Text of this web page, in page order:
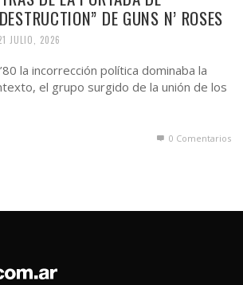
DE GUNS N’ ROSES
JULIO, 2026
la incorrección política dominaba la
el grupo surgido de la unión de los
0 Comentarios